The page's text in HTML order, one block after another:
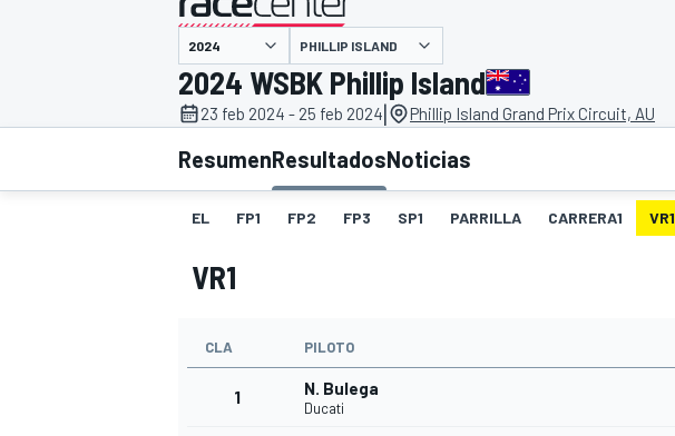
INDYCAR WRC
presentado por
PHILLIP ISLAND
2024 WSBK Phillip Island
23 feb 2024 - 25 feb 2024| Phillip Island Grand Prix Circuit, AU
ResumenResultadosNoticias
EL FP1 FP2 FP3 SP1 PARRILLA CARRERA1 VR1
VR1
CLA PILOTO
1 N. Bulega
Ducati